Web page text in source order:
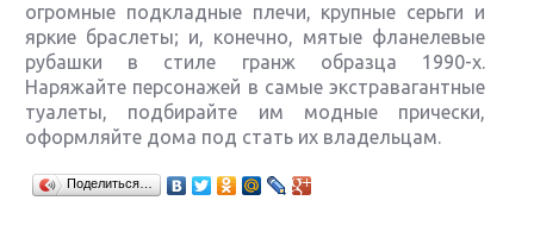
огромные подкладные плечи, крупные серьги и
яркие браслеты; и, конечно, мятые фланелевые
рубашки в стиле гранж образца 1990-х.
Наряжайте персонажей в самые экстравагантные
туалеты, подбирайте им модные прически,
оформляйте дома под стать их владельцам.
Поделиться…
Крупнейшие релизы мая: Nintendo, Microsoft и
Sony